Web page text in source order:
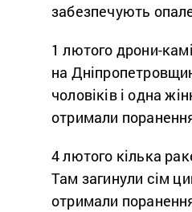
забезпечують
1 лютого дрони-
на
чоловіків і одна
отримали
4 лютого кілька
Там загинули сім
отримали